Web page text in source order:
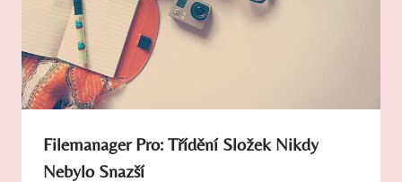
Filemanager Pro: Třídění Složek Nikdy
Nebylo Snazší